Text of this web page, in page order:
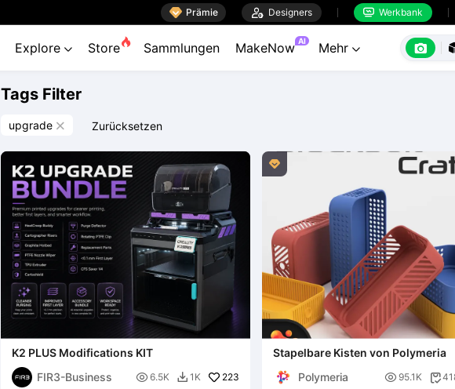
 Prämie  Designers  Werkbank
Explore  Store Sammlungen MakeNow AI Mehr  
Tags Filter
upgrade  Zurücksetzen
K2 PLUS Modifications KIT
FIR3-Business
 6.5K  1K 223

Stapelbare Kisten von Polymeria
Polymeria
 95.1K 